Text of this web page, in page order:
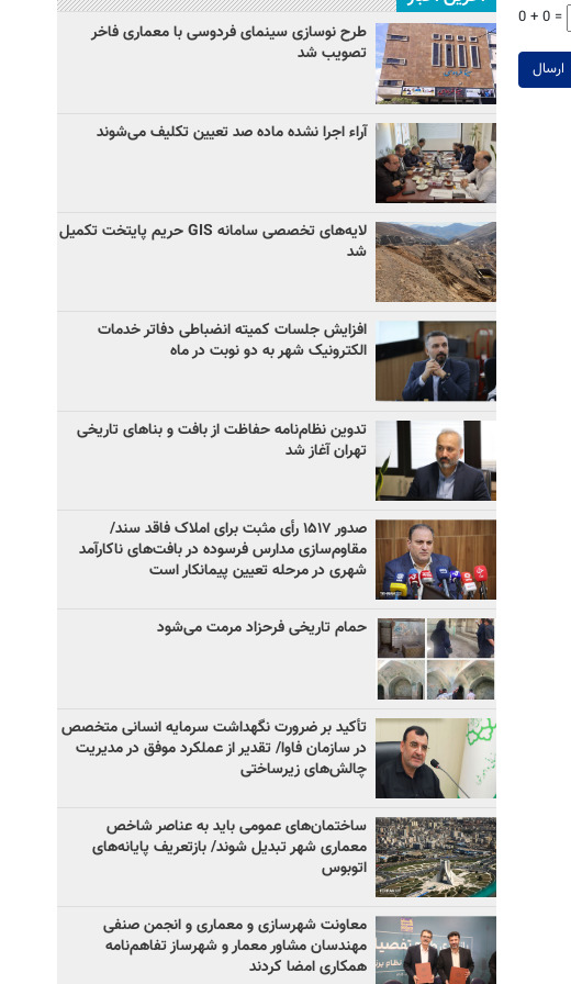
0 + 0 =
ارسال
طرح نوسازی سینمای فردوسی با معماری فاخر
تصویب شد
آراء اجرا نشده ماده صد تعیین تکلیف می‌شوند
لایه‌های تخصصی سامانه GIS حریم پایتخت تکمیل
شد
افزایش جلسات کمیته انضباطی دفاتر خدمات
الکترونیک شهر به دو نوبت در ماه
تدوین نظام‌نامه حفاظت از بافت و بناهای تاریخی
تهران آغاز شد
صدور ۱۵۱۷ رأی مثبت برای املاک فاقد سند/
مقاوم‌سازی مدارس فرسوده در بافت‌های ناکارآمد
شهری در مرحله تعیین پیمانکار است
حمام تاریخی فرحزاد مرمت می‌شود
تأکید بر ضرورت نگهداشت سرمایه انسانی متخصص
در سازمان فاوا/ تقدیر از عملکرد موفق در مدیریت
چالش‌های زیرساختی
ساختمان‌های عمومی باید به عناصر شاخص
معماری شهر تبدیل شوند/ بازتعریف پایانه‌های
اتوبوس
معاونت شهرسازی و معماری و انجمن صنفی
مهندسان مشاور معمار و شهرساز تفاهم‌نامه
همکاری امضا کردند